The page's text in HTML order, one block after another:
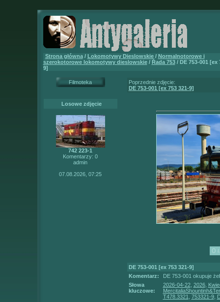
Strona główna/ Lokomotywy Dieslowskie/ Normalnotorowe i
szerokotorowe lokomotywy dieslowskie/ Řada 753/ DE 753-001 [ex
9]
Filmoteka
Losowe zdjęcie
742 223-1
Komentarzy: 0
admin
07.08.2026, 07:25
Poprzednie zdjęcie:
DE 753-001 [ex 753 321-9]
DE 753-001 [ex 753 321-9]
Komentarz:
DE 753-001 okupuje
Słowa
kluczowe:
2026-04-22, 2026,
T478.3321
753321-9,